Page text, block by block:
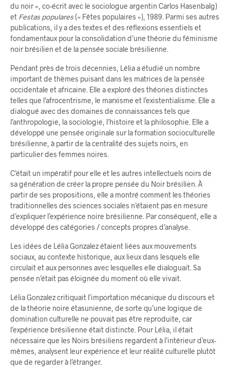
du noir », co-écrit avec le sociologue argentin Carlos Hasenbalg)
et Festas populares (« Fêtes populaires »), 1989. Parmi ses autres
publications, il y a des textes et des réflexions essentiels et
fondamentaux pour la consolidation d’une théorie du féminisme
noir brésilien et de la pensée sociale brésilienne.
Pendant près de trois décennies, Lélia a étudié un nombre
important de thèmes puisant dans les matrices de la pensée
occidentale et africaine. Elle a exploré des théories distinctes
telles que l’afrocentrisme, le marxisme et l’existentialisme. Elle a
dialogué avec des domaines de connaissances tels que
l’anthropologie, la sociologie, l’histoire et la philosophie. Elle a
développé une pensée originale sur la formation socioculturelle
brésilienne, à partir de la centralité des sujets noirs, en
particulier des femmes noires.
C’était un impératif pour elle et les autres intellectuels noirs de
sa génération de créer la propre pensée du Noir brésilien. À
partir de ses propositions, elle a montré comment les théories
traditionnelles des sciences sociales n’étaient pas en mesure
d’expliquer l’expérience noire brésilienne. Par conséquent, elle a
développé des catégories / concepts propres d’analyse.
Les idées de Lélia Gonzalez étaient liées aux mouvements
sociaux, au contexte historique, aux lieux dans lesquels elle
circulait et aux personnes avec lesquelles elle dialoguait. Sa
pensée n’était pas éloignée du moment où elle vivait.
Lélia Gonzalez critiquait l’importation mécanique du discours et
de la théorie noire étasunienne, de sorte qu’une logique de
domination culturelle ne pouvait pas être reproduite, car
l’expérience brésilienne était distincte. Pour Lélia, il était
nécessaire que les Noirs brésiliens regardent à l’intérieur d’eux-
mêmes, analysent leur expérience et leur réalité culturelle plutôt
que de regarder à l’étranger.